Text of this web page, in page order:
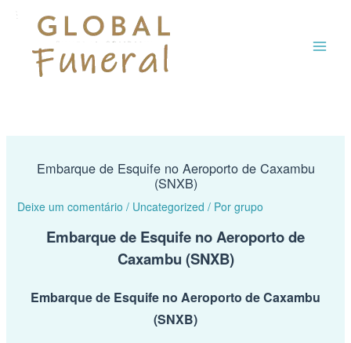
para
conteúdo
Embarque de Esquife no Aeroporto de Caxambu
(SNXB)
Deixe um comentário / Uncategorized / Por grupo
Embarque de Esquife no Aeroporto de
Caxambu (SNXB)
Embarque de Esquife no Aeroporto de Caxambu
(SNXB)